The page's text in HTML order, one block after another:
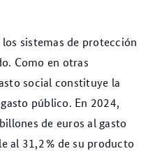
sistemas de protección
Como en otras
social constituye la
público. En 2024,
de euros al gasto
al 31,2 % de su producto